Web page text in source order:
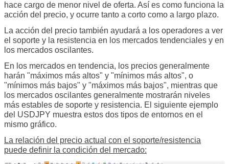
hace cargo de menor nivel de oferta. Así es como funciona la
acción del precio, y ocurre tanto a corto como a largo plazo.
La acción del precio también ayudará a los operadores a ver
el soporte y la resistencia en los mercados tendenciales y en
los mercados oscilantes.
En los mercados en tendencia, los precios generalmente
harán "máximos más altos" y "mínimos más altos", o
"mínimos más bajos" y "máximos más bajos", mientras que
los mercados oscilantes generalmente mostrarán niveles
más estables de soporte y resistencia. El siguiente ejemplo
del USDJPY muestra estos dos tipos de entornos en el
mismo gráfico.
La relación del precio actual con el soporte/resistencia
puede definir la condición del mercado: